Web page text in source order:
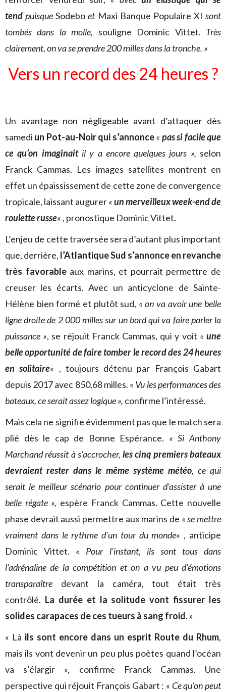
tend puisqueSodebo etMaxi Banque Populaire XI sont
tombés dans la molle, souligne Dominic Vittet. Très
clairement, on va se prendre 200 milles dans la tronche. »
Vers un record des 24 heures ?
Un avantage non négligeable avant d’attaquer dès
samedi un Pot-au-Noir qui s’annonce« pas si facile que
ce qu’on imaginait il y a encore quelques jours », selon
Franck Cammas. Les images satellites montrent en
effet un épaississement de cette zone de convergence
tropicale, laissant augurer«un merveilleux week-end de
roulette russe« , pronostique Dominic Vittet.
L’enjeu de cette traversée sera d’autant plus important
que, derrière, l’Atlantique Sud s’annonce en revanche
très favorableaux marins, et pourrait permettre de
creuser les écarts. Avec un anticyclone de Sainte-
Hélène bien formé et plutôt sud, « on va avoir une belle
ligne droite de 2 000 milles sur un bord qui va faire parler la
puissance », se réjouit Franck Cammas, qui y voit «une
belle opportunité de faire tomber le record des 24 heures
en solitaire« , toujours détenu par François Gabart
depuis 2017 avec 850,68 milles. « Vu les performances des
bateaux, ce serait assez logique », confirme l’intéressé.
Mais cela ne signifie évidemment pas que le match sera
plié dès le cap de Bonne Espérance. « Si Anthony
Marchand réussit à s’accrocher,les cinq premiers bateaux
devraient rester dans le même système météo, ce qui
serait le meilleur scénario pour continuer d’assister à une
belle régate », espère Franck Cammas. Cette nouvelle
phase devrait aussi permettre aux marins de « se mettre
vraiment dans le rythme d’un tour du monde« , anticipe
Dominic Vittet. « Pour l’instant, ils sont tous dans
l’adrénaline de la compétition et on a vu peu d’émotions
transparaître
devant la caméra, tout était très
contrôlé. La durée et la solitude vont fissurer les
solides carapaces de ces tueurs à sang froid.»
« Là ils sont encore dans un esprit Route du Rhum,
mais ils vont devenir un peu plus poètes quand l’océan
va s’élargir », confirme Franck Cammas. Une
perspective qui réjouit François Gabart : « Ce qu’on peut